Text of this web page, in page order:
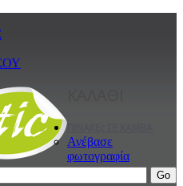
Ανέβασε
φωτογραφία